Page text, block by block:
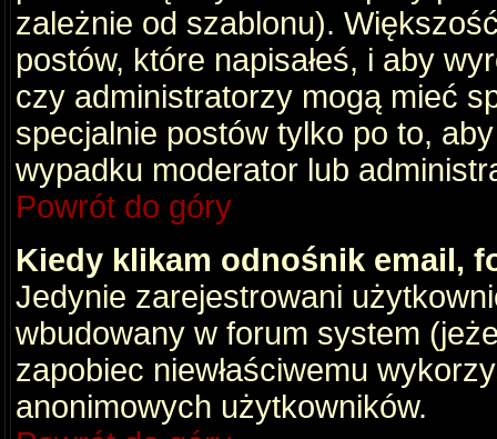
zależnie od szablonu).
postów, które napisałeś, i aby
czy administratorzy mogą mieć
specjalnie postów tylko po to,
wypadku moderator lub
Powrót do góry
Kiedy klikam odnośnik email,
Jedynie zarejestrowani
wbudowany w forum system
zapobiec niewłaściwemu
anonimowych użytkowników.